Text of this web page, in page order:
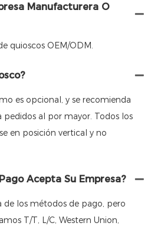
Manufacturera O
quioscos OEM/ODM.
es opcional, y se recomienda
al por mayor. Todos los
en posición vertical y no
Acepta Su Empresa?
los métodos de pago, pero
T/T, L/C, Western Union,